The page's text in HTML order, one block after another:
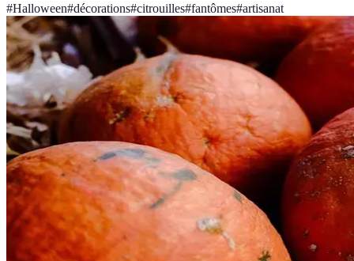
#Halloween#décorations#citrouilles#fantômes#artisanat